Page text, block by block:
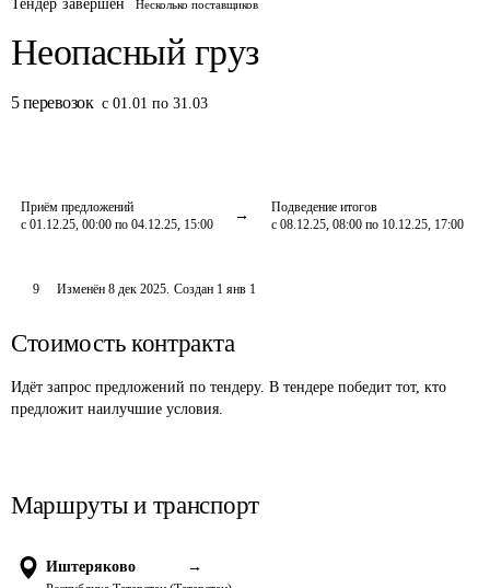
Тендер завершён Несколько поставщиков
Неопасный груз
5 перевозок с 01.01 по 31.03
Приём предложений
с 01.12.25, 00:00 по 04.12.25, 15:00
Подведение итогов
с 08.12.25, 08:00 по 10.12.25, 17:00
9 Изменён 8 дек 2025. Создан 1 янв 1
Стоимость контракта
Идёт запрос предложений по тендеру. В тендере победит тот, кто
предложит наилучшие условия.
Маршруты и транспорт
Иштеряково →